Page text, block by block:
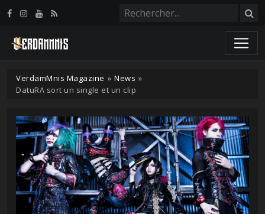
VerdamMnis Magazine » News »
DatuRΛ sort un single et un clip
Panneau de gestion des cookies